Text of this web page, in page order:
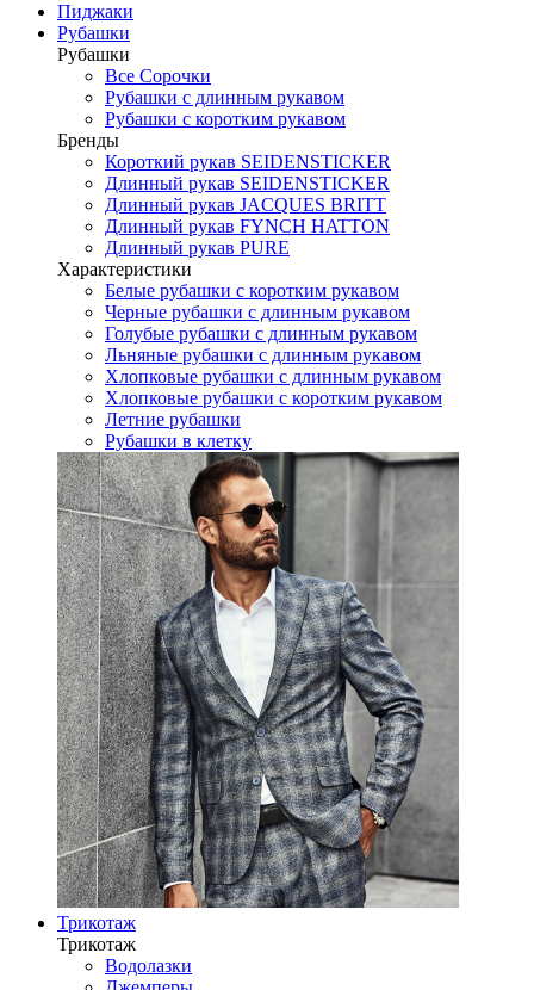
Пиджаки
Рубашки
Рубашки
Все Сорочки
Рубашки с длинным рукавом
Рубашки с коротким рукавом
Бренды
Короткий рукав SEIDENSTICKER
Длинный рукав SEIDENSTICKER
Длинный рукав JAСQUES BRITT
Длинный рукав FYNCH HATTON
Длинный рукав PURE
Характеристики
Белые рубашки с коротким рукавом
Черные рубашки с длинным рукавом
Голубые рубашки с длинным рукавом
Льняные рубашки с длинным рукавом
Хлопковые рубашки с длинным рукавом
Хлопковые рубашки с коротким рукавом
Летние рубашки
Рубашки в клетку
Трикотаж
Трикотаж
Водолазки